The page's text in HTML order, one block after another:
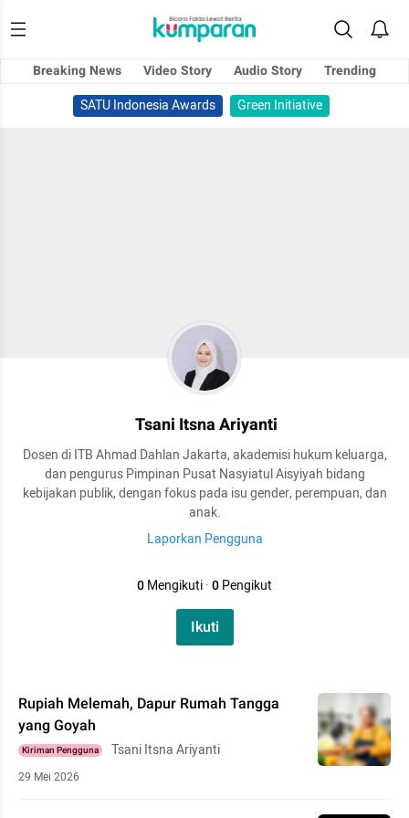
Breaking News Video Story Audio Story
Trending
SATU Indonesia Awards
Green Initiative
Tsani Itsna Ariyanti
Dosen di ITB Ahmad Dahlan Jakarta, akademisi hukum keluarga,
dan pengurus Pimpinan Pusat Nasyiatul Aisyiyah bidang
kebijakan publik, dengan fokus pada isu gender, perempuan, dan
anak.
Laporkan Pengguna
0Mengikuti·0Pengikut
Ikuti
Rupiah Melemah, Dapur Rumah Tangga
yang Goyah
Kiriman Pengguna Tsani Itsna Ariyanti
29 Mei 2026